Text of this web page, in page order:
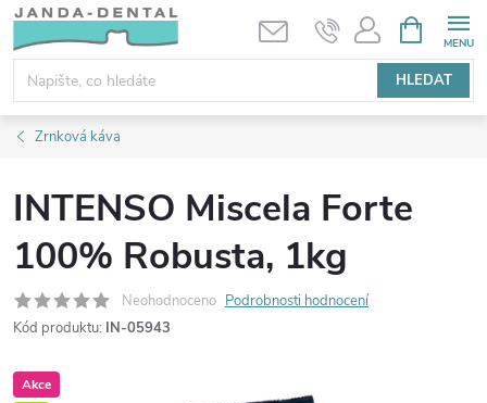
Přejít
obsah
HLEDAT
NÁKUPNÍ
KOŠÍK
Zrnková káva
INTENSO Miscela Forte
100% Robusta, 1kg
Neohodnoceno Podrobnosti hodnocení
Kód produktu: IN-05943
Akce